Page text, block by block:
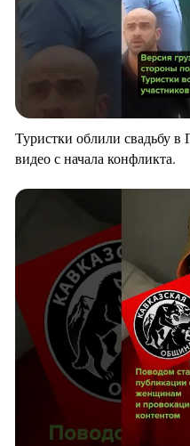
Туристки облили свадьбу
видео с начала конфликта.